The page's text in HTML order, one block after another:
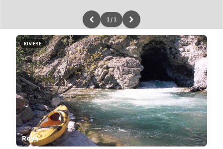
Leaflet|données ©OpenStreetMap/ODbL - renduOSM France
1 / 1
RIVIÈRE
Roya